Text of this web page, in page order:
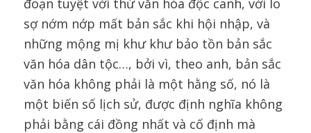
đoạn tuyệt với thứ văn hóa độc canh, với lo
sợ nớm nớp mất bản sắc khi hội nhập, và
những mộng mị khư khư bảo tồn bản sắc
văn hóa dân tộc…, bởi vì, theo anh, bản sắc
văn hóa không phải là một hằng số, nó là
một biến số lịch sử, được định nghĩa không
phải bằng cái đồng nhất và cố định mà